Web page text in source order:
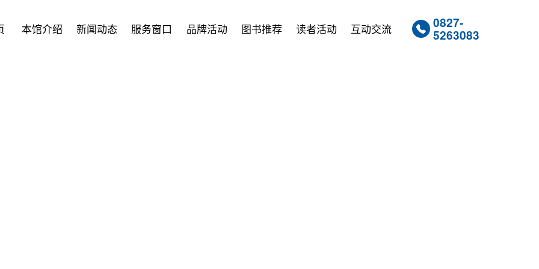
本馆介绍 新闻动态 服务窗口 品牌活动 图书推荐 读者活动 互动交流 0827-
5263083